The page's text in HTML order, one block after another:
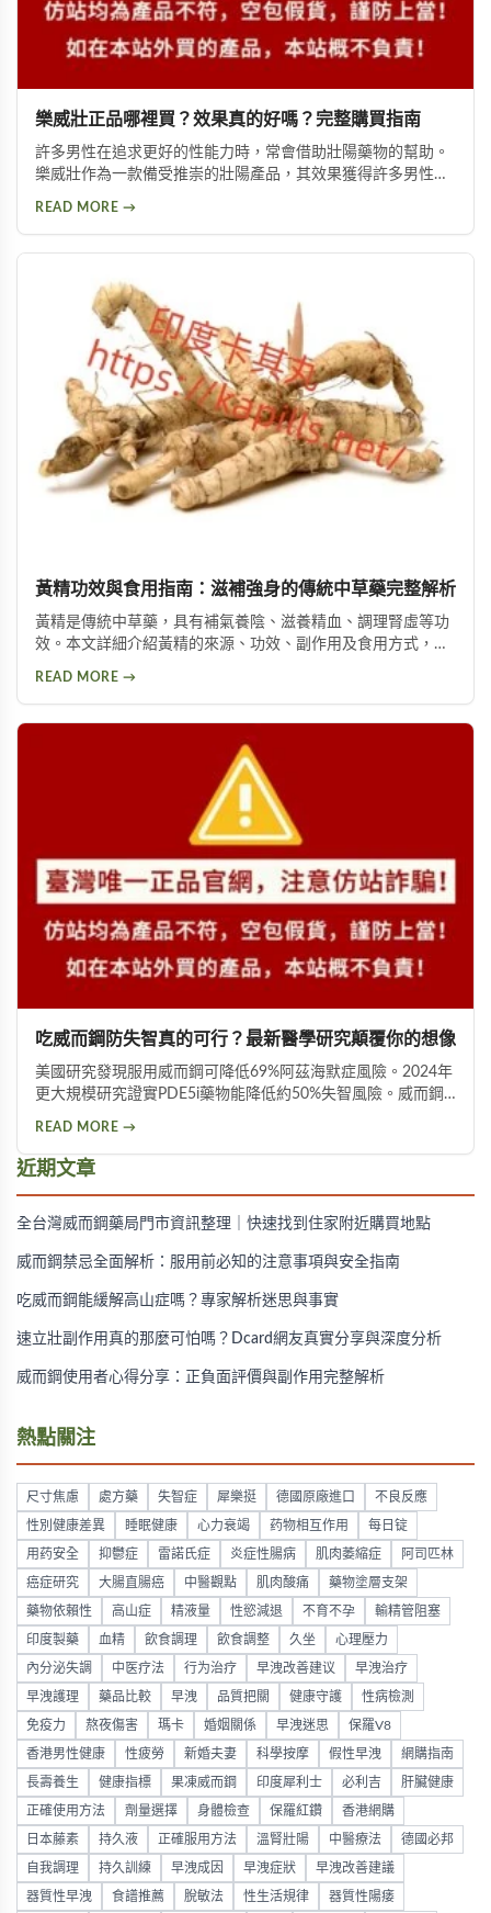
樂威壯正品哪裡買？效果真的好嗎？完整購買指南
許多男性在追求更好的性能力時，常會借助壯陽藥物的幫助。
樂威壯作為一款備受推崇的壯陽產品，其效果獲得許多男性朋
READ MORE →
黃精功效與食用指南：滋補強身的傳統中草藥完整解析
黃精是傳統中草藥，具有補氣養陰、滋養精血、調理腎虛等功
效。本文詳細介紹黃精的來源、功效、副作用及食用方式，包
READ MORE →
吃威而鋼防失智真的可行？最新醫學研究顛覆你的想像
美國研究發現服用威而鋼可降低69%阿茲海默症風險。2024年
更大規模研究證實PDE5i藥物能降低約50%失智風險。威而鋼
且有心血管疾病者不宜使用。
READ MORE →
近期文章
全台灣威而鋼藥局門市資訊整理｜快速找到住家附近購買地點
威而鋼禁忌全面解析：服用前必知的注意事項與安全指南
吃威而鋼能緩解高山症嗎？專家解析迷思與事實
速立壯副作用真的那麼可怕嗎？Dcard網友真實分享與深度分析
威而鋼使用者心得分享：正負面評價與副作用完整解析
熱點關注
尺寸焦慮 處方藥 失智症 犀樂挺 德國原廠進口 不良反應
性別健康差異 睡眠健康 心力衰竭 药物相互作用 每日锭
用药安全 抑鬱症 雷諾氏症 炎症性腸病 肌肉萎縮症 阿司匹林
癌症研究 大腸直腸癌 中醫觀點 肌肉酸痛 藥物塗層支架
藥物依賴性 高山症 精液量 性慾減退 不育不孕 輸精管阻塞
印度製藥 血精 飲食調理 飲食調整 久坐 心理壓力
內分泌失調 中医疗法 行为治疗 早洩改善建议 早洩治疗
早洩護理 藥品比較 早洩 品質把關 健康守護 性病檢測
免疫力 熬夜傷害 瑪卡 婚姻關係 早洩迷思 保羅V8
香港男性健康 性疲勞 新婚夫妻 科學按摩 假性早洩 網購指南
長壽養生 健康指標 果凍威而鋼 印度犀利士 必利吉 肝臟健康
正確使用方法 劑量選擇 身體檢查 保羅紅鑽 香港網購
日本藤素 持久液 正確服用方法 溫腎壯陽 中醫療法 德國必邦
自我調理 持久訓練 早洩成因 早洩症狀 早洩改善建議
器質性早洩 食譜推薦 脫敏法 性生活規律 器質性陽痿